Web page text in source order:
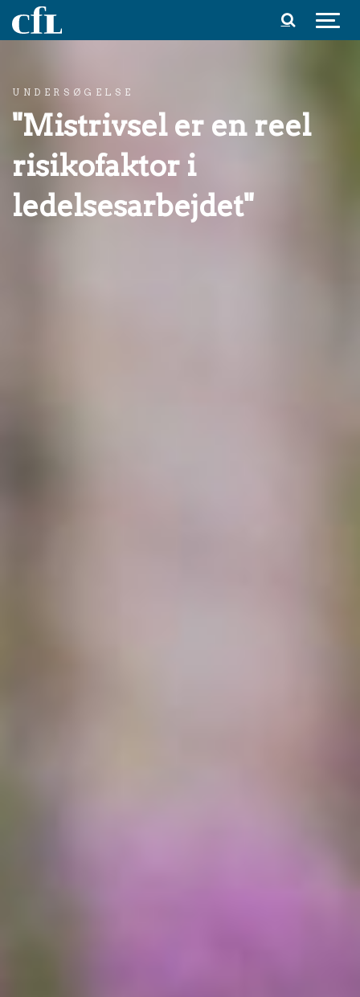
Spring til indhold
UNDERSØGELSE
"Mistrivsel er en reel
risikofaktor i
ledelsesarbejdet"